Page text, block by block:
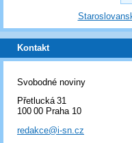
Kontakt
Svobodné noviny
Přetlucká 31
100 00 Praha 10
redakce@i-sn.cz